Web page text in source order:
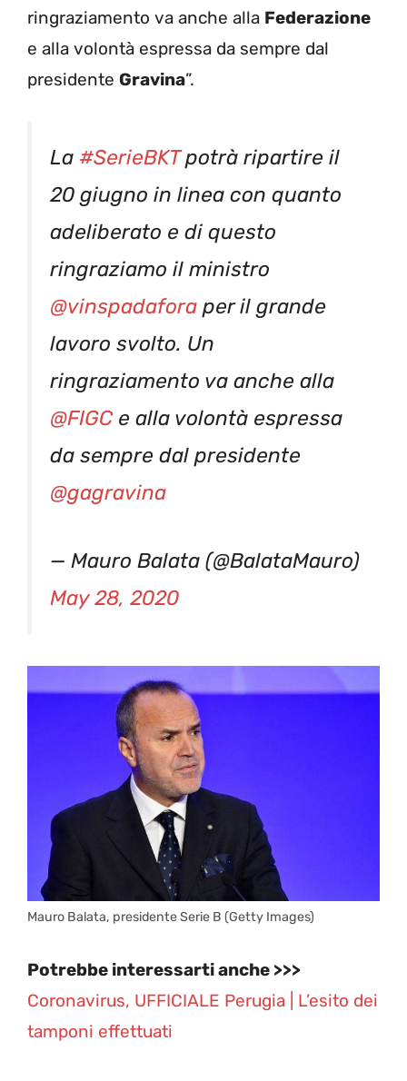
ringraziamento va anche alla Federazione
e alla volontà espressa da sempre dal
presidente Gravina”.
La #SerieBKTpotrà ripartire il
20 giugno in linea con quanto
adeliberato e di questo
ringraziamo il ministro
@vinspadafora per il grande
lavoro svolto. Un
ringraziamento va anche alla
@FIGC e alla volontà espressa
da sempre dal presidente
@gagravina
— Mauro Balata (@BalataMauro)
May 28, 2020
Mauro Balata, presidente Serie B (Getty Images)
Potrebbe interessarti anche >>>
Coronavirus, UFFICIALE Perugia | L’esito dei
tamponi effettuati